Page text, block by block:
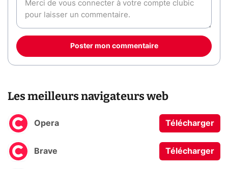
Poster mon commentaire
Les meilleurs navigateurs web
Opera Télécharger
Brave Télécharger